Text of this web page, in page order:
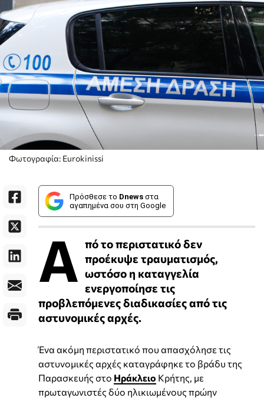
Φωτογραφία: Eurokinissi
Πρόσθεσε το Dnews στα
αγαπημένα σου στη Google
Α πό το περιστατικό δεν
προέκυψε τραυματισμός,
ωστόσο η καταγγελία
ενεργοποίησε τις
προβλεπόμενες διαδικασίες από τις
αστυνομικές αρχές.
Ένα ακόμη περιστατικό που απασχόλησε τις
αστυνομικές αρχές καταγράφηκε το βράδυ της
Παρασκευής στο Ηράκλειο Κρήτης, με
πρωταγωνιστές δύο ηλικιωμένους πρώην